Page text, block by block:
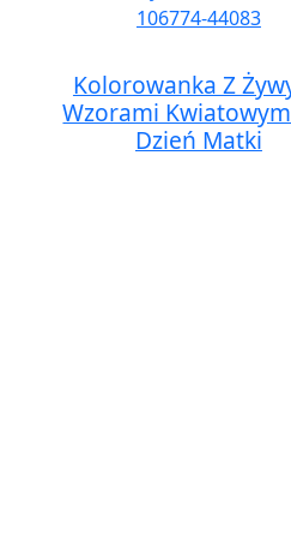
Kolorowanka Z
Wzorami
Dzień Matki